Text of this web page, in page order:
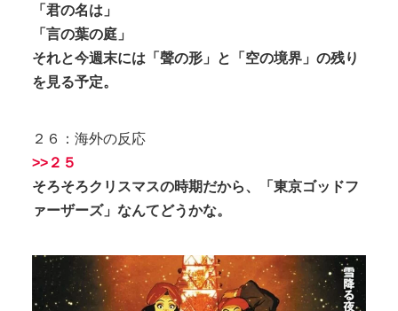
「君の名は」
「言の葉の庭」
それと今週末には「聲の形」と「空の境界」の残り
を見る予定。
２６：海外の反応
>>２５
そろそろクリスマスの時期だから、「東京ゴッドフ
ァーザーズ」なんてどうかな。